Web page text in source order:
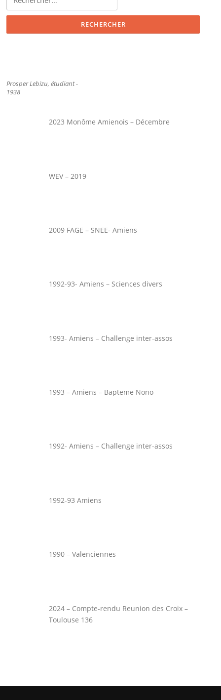
Prosper Lebizu, étudiant -
1938
2023 Monôme Amienois – Décembre
WEV – 2019
2009 FAGE – SNEE- Amiens
1992-93- Amiens – Sciences divers
1993- Amiens – Challenge inter-assos
1993 – Amiens – Bapteme Nono
1992- Amiens – Challenge inter-assos
1992-93 Amiens
1990 – Valenciennes
2024 – Compte-rendu Reunion des Croix –
Toulouse 136